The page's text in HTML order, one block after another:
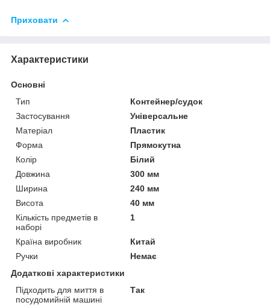
Приховати
Характеристики
Основні
Тип
Контейнер/судок
Застосування
Універсальне
Матеріал
Пластик
Форма
Прямокутна
Колір
Білий
Довжина
300 мм
Ширина
240 мм
Висота
40 мм
Кількість предметів в
наборі
1
Країна виробник
Китай
Ручки
Немає
Додаткові характеристики
Підходить для миття в
посудомийній машині
Так